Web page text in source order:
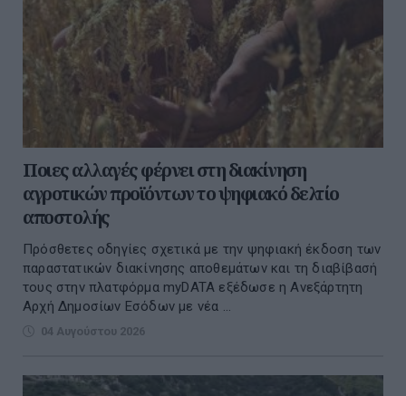
Ποιες αλλαγές φέρνει στη διακίνηση
αγροτικών προϊόντων το ψηφιακό δελτίο
αποστολής
Πρόσθετες οδηγίες σχετικά με την ψηφιακή έκδοση των
παραστατικών διακίνησης αποθεμάτων και τη διαβίβασή
τους στην πλατφόρμα myDATA εξέδωσε η Ανεξάρτητη
Αρχή Δημοσίων Εσόδων με νέα ...
04 Αυγούστου 2026